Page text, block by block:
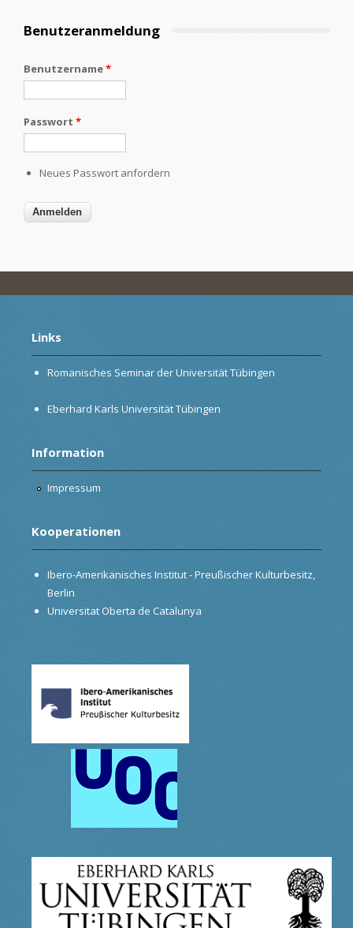
Benutzeranmeldung
Benutzername*
Passwort *
Neues Passwort anfordern
Links
Romanisches Seminar der Universität Tübingen
Eberhard Karls Universität Tübingen
Information
Impressum
Kooperationen
Ibero-Amerikanisches Institut - Preußischer Kulturbesitz,
Berlin
Universitat Oberta de Catalunya